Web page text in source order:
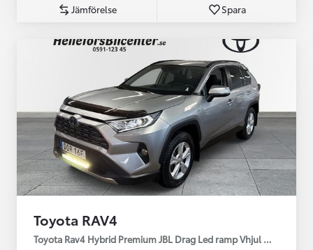
Jämförelse Spara
Toyota RAV4
Toyota Rav4 Hybrid Premium JBL Drag Led ramp Vhjul motorv